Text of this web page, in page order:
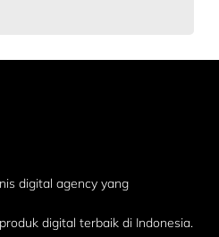
digital agency yang
digital terbaik di Indonesia.